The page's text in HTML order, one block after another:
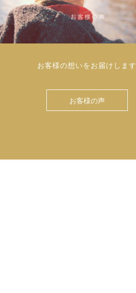
お客様の想いをお届けします
お客様の声